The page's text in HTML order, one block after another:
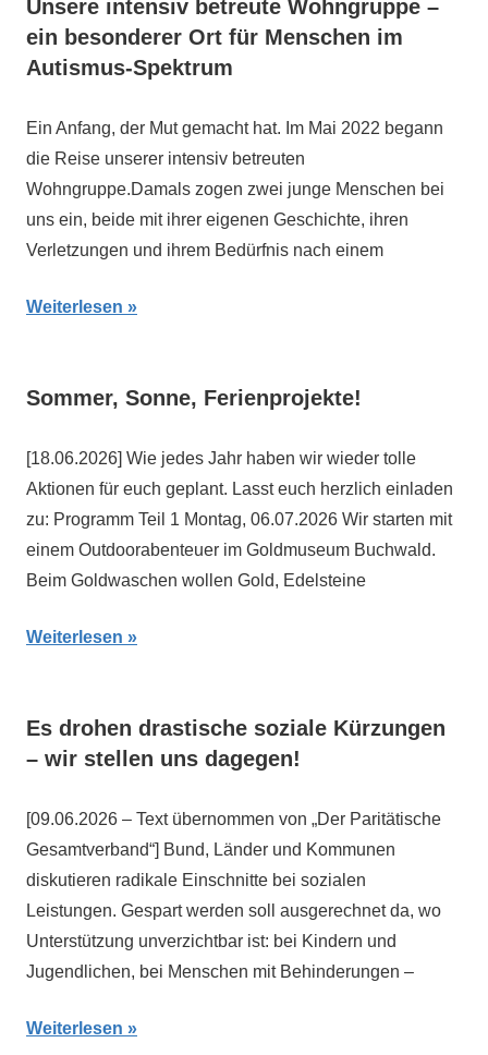
Unsere intensiv betreute Wohngruppe –
ein besonderer Ort für Menschen im
Autismus-Spektrum
Ein Anfang, der Mut gemacht hat. Im Mai 2022 begann
die Reise unserer intensiv betreuten
Wohngruppe.Damals zogen zwei junge Menschen bei
uns ein, beide mit ihrer eigenen Geschichte, ihren
Verletzungen und ihrem Bedürfnis nach einem
Weiterlesen
Sommer, Sonne, Ferienprojekte!
[18.06.2026] Wie jedes Jahr haben wir wieder tolle
Aktionen für euch geplant. Lasst euch herzlich einladen
zu: Programm Teil 1 Montag, 06.07.2026 Wir starten mit
einem Outdoorabenteuer im Goldmuseum Buchwald.
Beim Goldwaschen wollen Gold, Edelsteine
Weiterlesen
Es drohen drastische soziale Kürzungen
– wir stellen uns dagegen!
[09.06.2026 – Text übernommen von „Der Paritätische
Gesamtverband“] Bund, Länder und Kommunen
diskutieren radikale Einschnitte bei sozialen
Leistungen. Gespart werden soll ausgerechnet da, wo
Unterstützung unverzichtbar ist: bei Kindern und
Jugendlichen, bei Menschen mit Behinderungen –
Weiterlesen